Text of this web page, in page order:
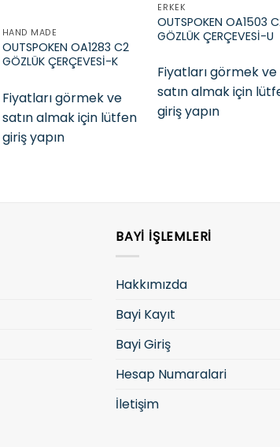
HAND MADE
OUTSPOKEN OA1283 C2
GÖZLÜK ÇERÇEVESİ-K
Fiyatları görmek ve
satın almak için lütfen
giriş yapın
ERKEK
OUTSPOKEN OA1503
GÖZLÜK ÇERÇEVESİ-U
Fiyatları görmek ve
satın almak için
giriş yapın
BAYI İŞLEMLERI
Hakkımızda
Bayi Kayıt
Bayi Giriş
Hesap Numaralari
İletişim